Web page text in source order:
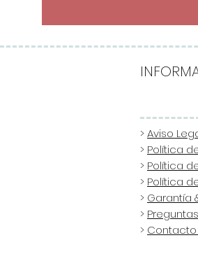
>Aviso
> Política
> Política
> Política
> Garantía
>
>